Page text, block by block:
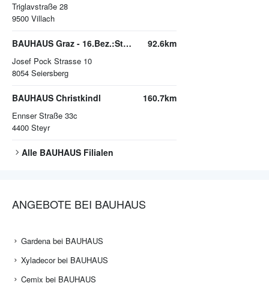
Triglavstraße 28
9500 Villach
BAUHAUS Graz - 16.Bez.:Straßgang
Josef Pock Strasse 10
8054 Seiersberg
92.6km
BAUHAUS Christkindl
Ennser Straße 33c
4400 Steyr
160.7km
Alle BAUHAUS Filialen
ANGEBOTE BEI BAUHAUS
Gardena bei BAUHAUS
Xyladecor bei BAUHAUS
Cemix bei BAUHAUS